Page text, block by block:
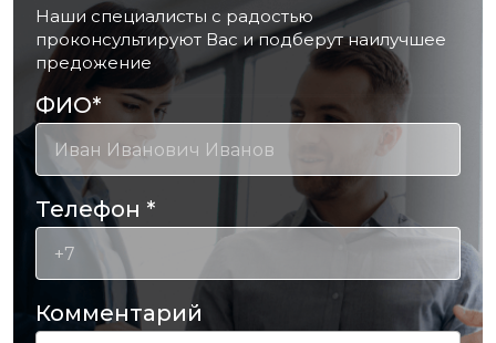
Наши специалисты с радостью
проконсультируют Вас и подберут наилучшее
предожение
ФИО*
Телефон *
Комментарий